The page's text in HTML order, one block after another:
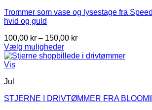
Trommer som vase og lysestage fra
hvid og guld
100,00 kr – 150,00 krPrisinterval:
til
Vælg muligheder
Dette
vare
flere
Mulighederne
Vis
Jul
STJERNE I DRIVTØMMER FRA